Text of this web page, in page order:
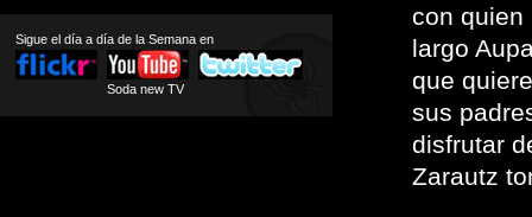
Sigue el día a día de la Semana en
Soda new TV
con quien
largo
que
sus
disfrutar
Zarautz